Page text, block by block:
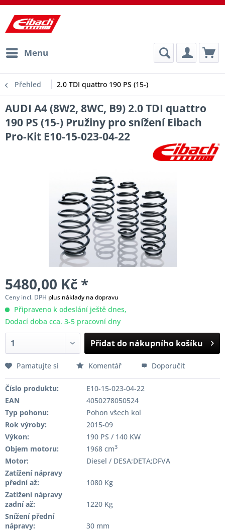
Menu
Přehled 2.0 TDI quattro 190 PS (15-)
AUDI A4 (8W2, 8WC, B9) 2.0 TDI quattro
190 PS (15-) Pružiny pro snížení Eibach
Pro-Kit E10-15-023-04-22
5480,00 Kč *
Ceny incl. DPH plus náklady na dopravu
Připraveno k odeslání ještě dnes,
Dodací doba cca. 3-5 pracovní dny
Přidat do nákupního košíku
Pamatujte si Komentář Doporučit
Číslo produktu:
E10-15-023-04-22
EAN
4050278050524
Typ pohonu:
Pohon všech kol
Rok výroby:
2015-09
Výkon:
190 PS / 140 KW
Objem motoru:
1968 cm3
Motor:
Diesel / DESA;DETA;DFVA
Zatížení nápravy
přední až:
1080 Kg
Zatížení nápravy
zadní až:
1220 Kg
Snížení přední
nápravy:
30 mm